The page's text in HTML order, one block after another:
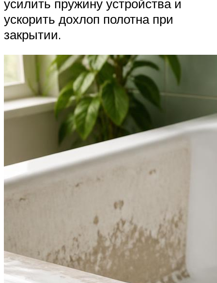
усилить пружину устройства и
ускорить дохлоп полотна при
закрытии.